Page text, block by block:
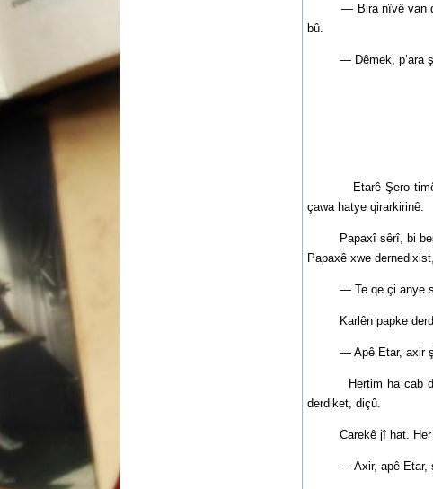
— Bira nîvê van
bû.
— Dêmek, p’ara
Etarê Şero timê
çawa hatye qirarkirinê.
Papaxî sêrî, bi
Papaxê xwe
— Te qe çi anye sere
Karlên papke
— Apê Etar, axir
Hertim ha cab dida.
derdiket, diçû.
Carekê jî hat. Her
— Axir, apê Etar,